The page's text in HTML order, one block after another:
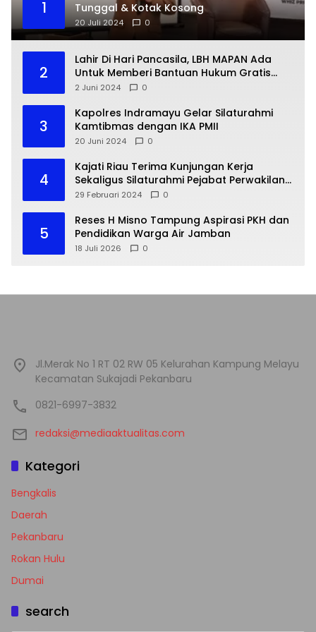
1
Tunggal & Kotak Kosong
20 Juli 2024 0
2
Lahir Di Hari Pancasila, LBH MAPAN Ada
Untuk Memberi Bantuan Hukum Gratis
Bagi Masyarakat Kurang Mampu
2 Juni 2024 0
3
Kapolres Indramayu Gelar Silaturahmi
Kamtibmas dengan IKA PMII
20 Juni 2024 0
4
Kajati Riau Terima Kunjungan Kerja
Sekaligus Silaturahmi Pejabat Perwakilan
Bank Indonesia Provinsi Riau
29 Februari 2024 0
5
Reses H Misno Tampung Aspirasi PKH dan
Pendidikan Warga Air Jamban
18 Juli 2026 0
Jl.Merak No 1 RT 02 RW 05 Kelurahan Kampung Melayu
Kecamatan Sukajadi Pekanbaru
0821-6997-3832
redaksi@mediaaktualitas.com
Kategori
Bengkalis
Daerah
Pekanbaru
Rokan Hulu
Dumai
search